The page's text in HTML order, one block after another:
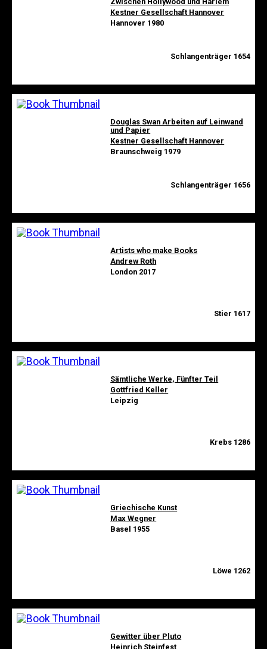
Kestner Gesellschaft Hannover
Hannover 1980
Schlangenträger 1654
Douglas Swan Arbeiten auf Leinwand
und Papier
Kestner Gesellschaft Hannover
Braunschweig 1979
Schlangenträger 1656
Artists who make Books
Andrew Roth
London 2017
Stier 1617
Sämtliche Werke, Fünfter Teil
Gottfried Keller
Leipzig
Krebs 1286
Griechische Kunst
Max Wegner
Basel 1955
Löwe 1262
Gewitter über Pluto
Heinrich Steinfest